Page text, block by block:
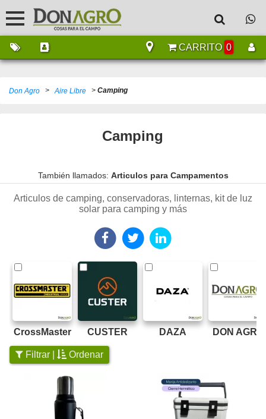
CARRITO 0
Don Agro > Aire Libre > Camping
Camping
También llamados: Articulos para Campamentos
Articulos de camping, conservadoras, linternas, kit de luz
solar para camping y más
CrossMaster CUSTER DAZA DON AGRO
Filtrar | Ordenar